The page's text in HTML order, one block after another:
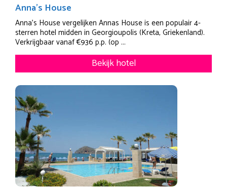
Anna’s House
Anna's House vergelijken Annas House is een populair 4-
sterren hotel midden in Georgioupolis (Kreta, Griekenland).
Verkrijgbaar vanaf €936 p.p. (op ...
Bekijk hotel